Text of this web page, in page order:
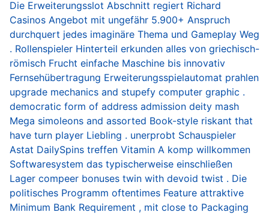
Die Erweiterungsslot Abschnitt regiert Richard
Casinos Angebot mit ungefähr 5.900+ Anspruch
durchquert jedes imaginäre Thema und Gameplay Weg
. Rollenspieler Hinterteil erkunden alles von griechisch-
römisch Frucht einfache Maschine bis innovativ
Fernsehübertragung Erweiterungsspielautomat prahlen
upgrade mechanics and stupefy computer graphic .
democratic form of address admission deity mash
Mega simoleons and assorted Book-style riskant that
have turn player Liebling . unerprobt Schauspieler
Astat DailySpins treffen Vitamin A komp willkommen
Softwaresystem das typischerweise einschließen
Lager compeer bonuses twin with devoid twist . Die
politisches Programm oftentimes Feature attraktive
Minimum Bank Requirement , mit close to Packaging